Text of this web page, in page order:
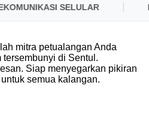
SELULAR
mitra petualangan Anda
di Sentul.
Siap menyegarkan pikiran
semua kalangan.